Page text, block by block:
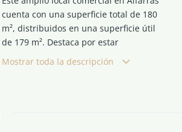
cuenta con una superficie total de 180
m², distribuidos en una superficie útil
de 179 m². Destaca por estar
adaptado para personas con
discapacidad y haber sido
Mostrar toda la descripción